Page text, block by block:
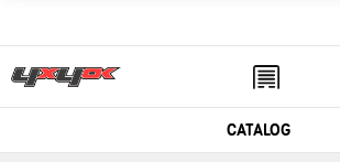
CATALOG